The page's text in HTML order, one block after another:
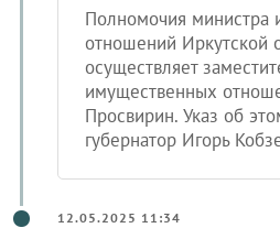
Полномочия министра
отношений Иркутской
осуществляет
имущественных
Просвирин. Указ об
губернатор Игорь
12.05.2025 11:34